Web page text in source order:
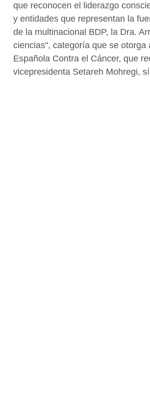
que reconocen el liderazgo
y entidades que representan la
de la multinacional BDP, la Dra.
ciencias", categoría que se
Española Contra el Cáncer, que
vicepresidenta Setareh Mohregi,